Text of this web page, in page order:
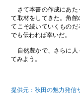
さて本書の作成にあた
て取材をしてきた。角
てこそ続いていくもの
でも伝われば幸いだ。
自然豊かで、さらに人
てみよう。
提供元：秋田の魅力発信